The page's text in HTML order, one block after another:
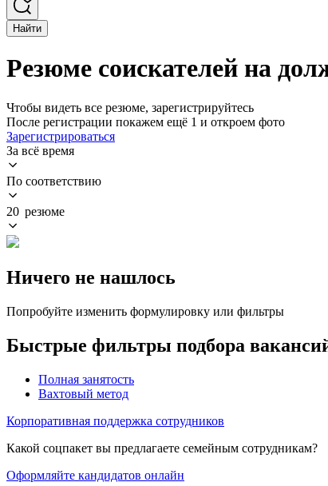
Найти
Резюме соискателей на
Чтобы видеть все резюме, зарегистрируйтесь
После регистрации покажем ещё 1 и откроем фото
Зарегистрироваться
За всё время
По соответствию
20 резюме
Ничего не нашлось
Попробуйте изменить формулировку или фильтры
Быстрые фильтры подбора
Полная занятость
Вахтовый метод
Корпоративная поддержка сотрудников
Какой соцпакет вы предлагаете семейным сотрудникам?
Оформляйте кандидатов онлайн